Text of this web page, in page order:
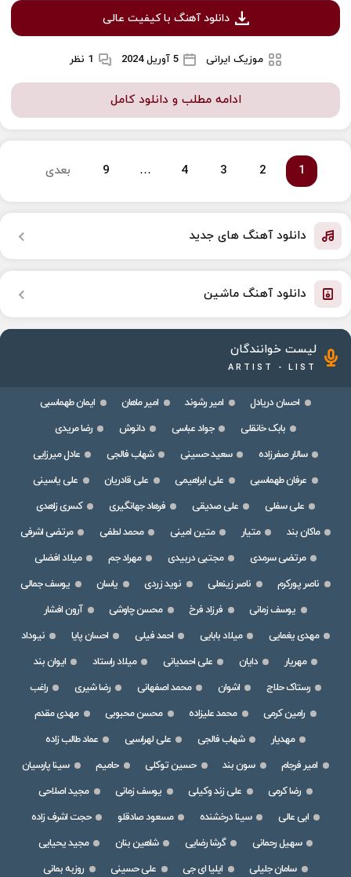
دانلود آهنگ با کیفیت عالی
موزیک ایرانی 5 آوریل 2024 1 نظر
ادامه مطلب و دانلود کامل
1
2
3
4
…
9 بعدی
دانلود آهنگ های جدید
دانلود آهنگ ماشین
لیست خوانندگان
ARTIST - LIST
احسان دریادل امیر رشوند امیر ماهان
ایمان طهماسبی
بابک خانقلی
جواد عباسی دانوش
رضا مریدی
سالار صفرزاده
سعید حسینی شهاب فالجی
عادل میرزایی
عرفان طهماسبی
علی ابراهیمی علی قادریان
علی یاسینی
علی سفلی
علی صدیقی فرهاد جهانگیری
کسری زاهدی
ماکان بند
متیار متین امینی محمد لطفی
مرتضی اشرفی
مرتضی سرمدی
مجتبی دربیدی مهراد جم
میلاد افضلی
ناصر پورکرم
ناصر زینعلی نوید زردی یاسان
یوسف جمالی
یوسف زمانی
فرزاد فرخ محسن چاوشی
آرون افشار
مهدی یغمایی
میلاد بابایی احمد فیلی احسان پایا
نیوداد
مهریار
دایان علی احمدیانی میلاد راستاد
ایوان بند
رستاک حلاج
اشوان محمد اصفهانی رضا شیری
راغب
رامین کرمی
محمد علیزاده محسن محبوبی
مهدی مقدم
مهدیار
شهاب فالجی علی لهراسبی
عماد طالب زاده
امیر فرجام
سون بند حسین توکلی حامیم
سینا پارسیان
رضا کرمی
علی زند وکیلی یوسف زمانی
مجید اصلاحی
ابی عالی
سینا درخشنده مسعود صادقلو
حجت اشرف زاده
سهیل رحمانی
گرشا رضایی شاهین بنان
مجید یحیایی
سامان جلیلی
ایلیا ای جی علی حسینی
روزبه بمانی